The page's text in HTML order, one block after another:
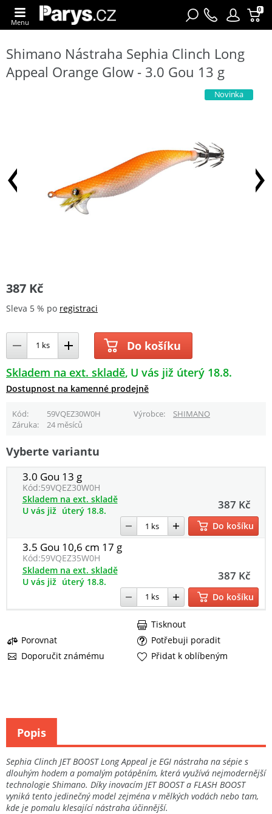
0
Menu
Shimano Nástraha Sephia Clinch Long
Appeal Orange Glow - 3.0 Gou 13 g
Novinka
387 Kč
Sleva 5 % po registraci
Do košíku
Skladem na ext. skladě U vás již úterý 18.8.
Dostupnost na kamenné prodejně
Kód 59VQEZ30W0H Výrobce
SHIMANO
Záruka
24 měsíců
Vyberte variantu
3.0 Gou 13 g
Kód:59VQEZ30W0H
387 Kč
Skladem na ext. skladě
U vás již úterý 18.8.
Do košíku
3.5 Gou 10,6 cm 17 g
Kód:59VQEZ35W0H
387 Kč
Skladem na ext. skladě
U vás již úterý 18.8.
Do košíku
Porovnat
Potřebuji poradit
Doporučit známému
Tisknout
Přidat k oblíbeným
Sephia Clinch JET BOOST Long Appeal je EGI nástraha na sépie s
dlouhým hodem a pomalým potápěním, která využívá nejmodernější
technologie Shimano. Díky inovacím JET BOOST a FLASH BOOST
vyniká tento jedinečný model zejména v mělkých vodách nebo tam,
kde je pomalu klesající nástraha účinnější.
Popis